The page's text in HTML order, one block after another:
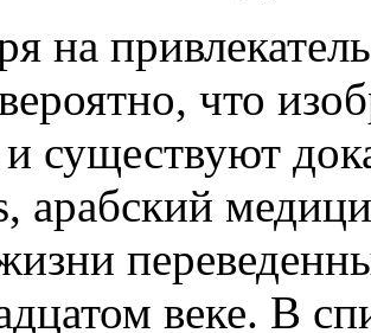
на
что
существуют
арабский
веке. В